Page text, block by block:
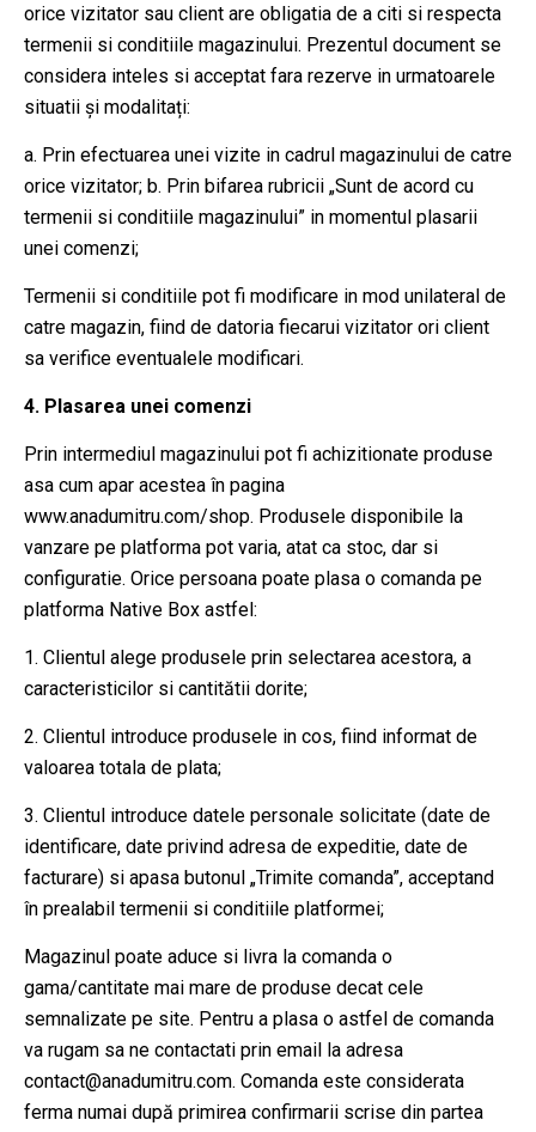
orice vizitator sau client are obligatia de a citi si respecta
termenii si conditiile magazinului. Prezentul document se
considera inteles si acceptat fara rezerve in urmatoarele
situatii și modalitați:
a. Prin efectuarea unei vizite in cadrul magazinului de catre
orice vizitator; b. Prin bifarea rubricii „Sunt de acord cu
termenii si conditiile magazinului” in momentul plasarii
unei comenzi;
Termenii si conditiile pot fi modificare in mod unilateral de
catre magazin, fiind de datoria fiecarui vizitator ori client
sa verifice eventualele modificari.
4. Plasarea unei comenzi
Prin intermediul magazinului pot fi achizitionate produse
asa cum apar acestea în pagina
www.anadumitru.com/shop. Produsele disponibile la
vanzare pe platforma pot varia, atat ca stoc, dar si
configuratie. Orice persoana poate plasa o comanda pe
platforma Native Box astfel:
1. Clientul alege produsele prin selectarea acestora, a
caracteristicilor si cantitătii dorite;
2. Clientul introduce produsele in cos, fiind informat de
valoarea totala de plata;
3. Clientul introduce datele personale solicitate (date de
identificare, date privind adresa de expeditie, date de
facturare) si apasa butonul „Trimite comanda”, acceptand
în prealabil termenii si conditiile platformei;
Magazinul poate aduce si livra la comanda o
gama/cantitate mai mare de produse decat cele
semnalizate pe site. Pentru a plasa o astfel de comanda
va rugam sa ne contactati prin email la adresa
contact@anadumitru.com. Comanda este considerata
ferma numai după primirea confirmarii scrise din partea